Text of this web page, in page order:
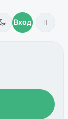
Вход